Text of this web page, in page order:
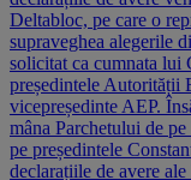
Deltabloc, pe care o
supraveghea alegerile
solicitat ca cumnata
președintele Autorității
vicepreședinte AEP.
mâna Parchetului de
pe președintele
declarațiile de avere